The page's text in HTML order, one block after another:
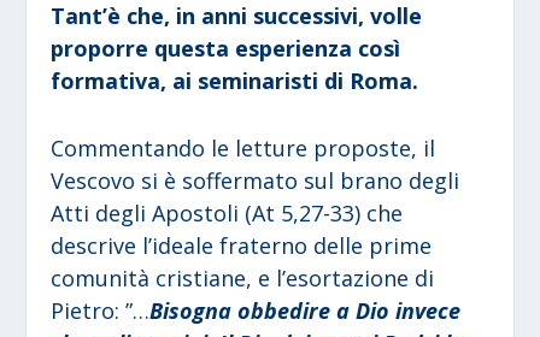
Tant’è che, in anni successivi, volle
proporre questa esperienza così
formativa, ai seminaristi di Roma.
Commentando le letture proposte, il
Vescovo si è soffermato sul brano degli
Atti degli Apostoli (At 5,27-33) che
descrive l’ideale fraterno delle prime
comunità cristiane, e l’esortazione di
Pietro: ”…Bisogna obbedire a Dio invece